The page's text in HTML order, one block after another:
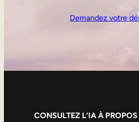
Demandez votre
CONSULTEZ L’IA À